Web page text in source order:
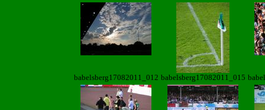
babelsberg17082011_012 babelsberg17082011_015